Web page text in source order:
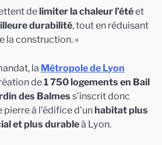
delimiter la chaleur l’étéet
durabilité, tout en réduisant
la construction. »
la Métropole de Lyon
de1 750 logements en Bail
des Balmes s’inscrit donc
à l’édifice d’un habitat plus
et plus durableà Lyon.